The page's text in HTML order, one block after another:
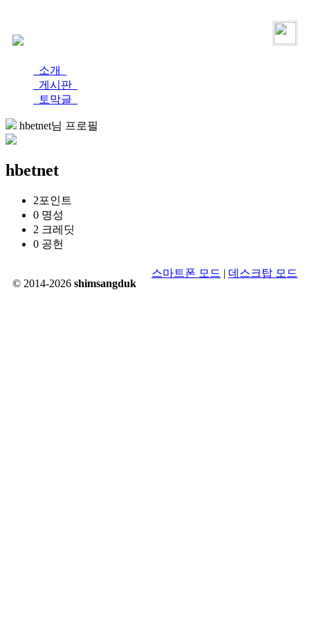
소개
게시판
토막글
hbetnet님 프로필
hbetnet
2포인트
0 명성
2 크레딧
0 공헌
© 2014-2026 shimsangduk
스마트폰 모드 | 데스크탑 모드